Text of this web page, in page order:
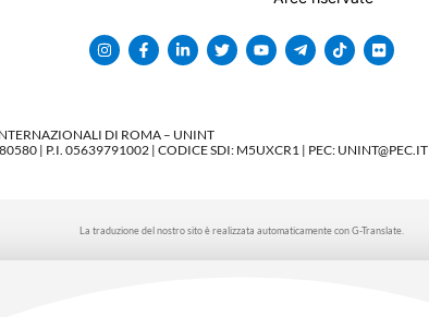
DI ROMA – UNINT
| P.I. 05639791002 | CODICE SDI: M5UXCR1 | PEC: UNINT@PEC.IT
La traduzione del nostro sito è realizzata automaticamente con G-Translate.